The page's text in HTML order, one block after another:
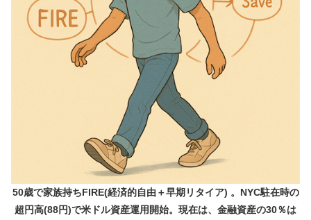
50歳で家族持ちFIRE(経済的自由＋早期リタイア) 。NYC駐在時の
超円高(88円)で米ドル資産運用開始。現在は、金融資産の30％は